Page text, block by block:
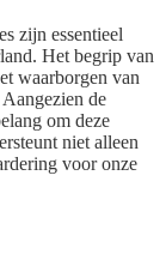
zijn essentieel
Het begrip van
waarborgen van
de
om deze
niet alleen
voor onze